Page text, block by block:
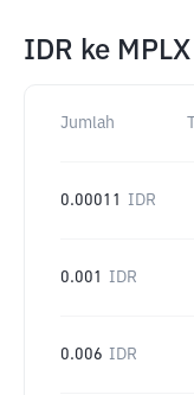
IDR ke MPLX
Jumlah
0.00011 IDR
0.001 IDR
0.006 IDR